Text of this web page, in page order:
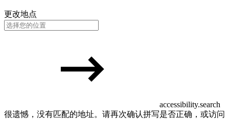
更改地点
accessibility.search
很遗憾，没有匹配的地址。请再次确认拼写是否正确，或访问